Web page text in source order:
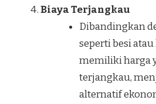
Biaya Terjangkau
Dibandingkan
seperti besi
memiliki harga
terjangkau,
alternatif